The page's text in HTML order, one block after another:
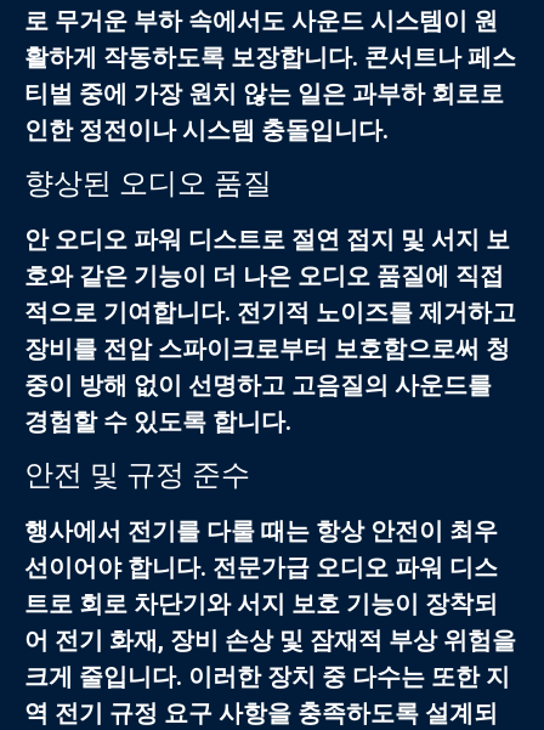
로 무거운 부하 속에서도 사운드 시스템이 원
활하게 작동하도록 보장합니다. 콘서트나 페스
티벌 중에 가장 원치 않는 일은 과부하 회로로
인한 정전이나 시스템 충돌입니다.
향상된 오디오 품질
안 오디오 파워 디스트로 절연 접지 및 서지 보
호와 같은 기능이 더 나은 오디오 품질에 직접
적으로 기여합니다. 전기적 노이즈를 제거하고
장비를 전압 스파이크로부터 보호함으로써 청
중이 방해 없이 선명하고 고음질의 사운드를
경험할 수 있도록 합니다.
안전 및 규정 준수
행사에서 전기를 다룰 때는 항상 안전이 최우
선이어야 합니다. 전문가급 오디오 파워 디스
트로 회로 차단기와 서지 보호 기능이 장착되
어 전기 화재, 장비 손상 및 잠재적 부상 위험을
크게 줄입니다. 이러한 장치 중 다수는 또한 지
역 전기 규정 요구 사항을 충족하도록 설계되